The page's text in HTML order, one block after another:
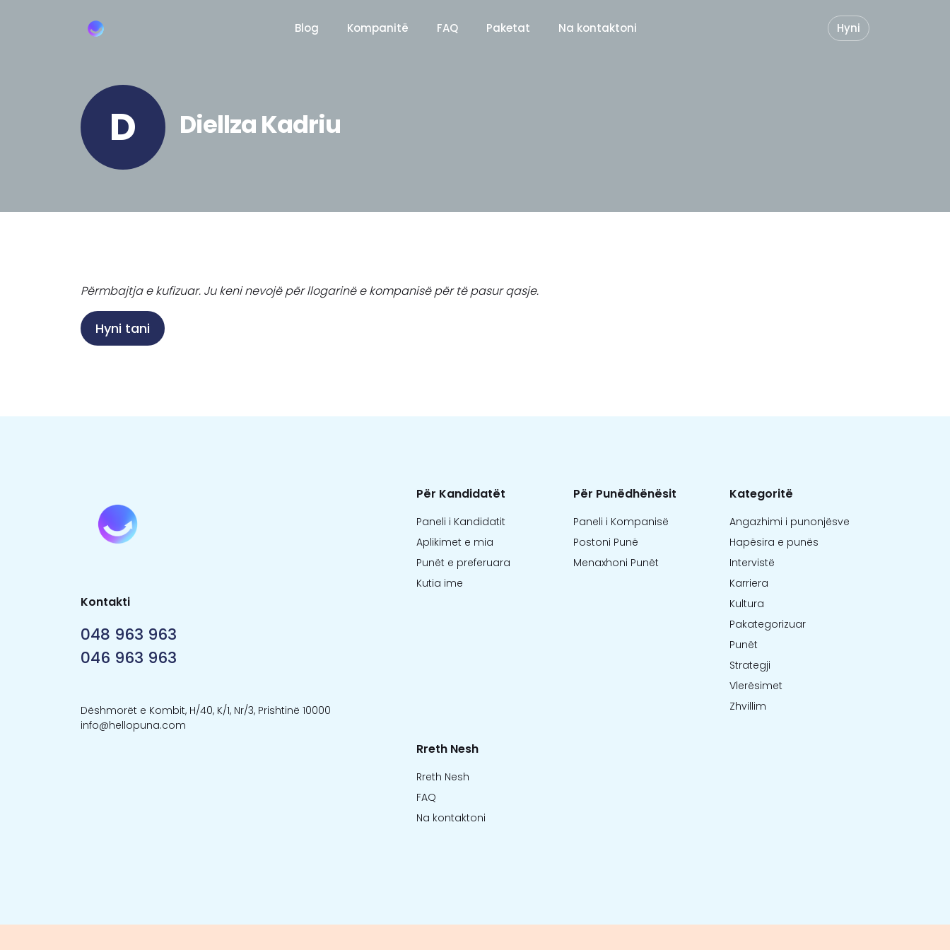
Blog Kompanitë FAQ Paketat Na kontaktoni Hyni
D Diellza Kadriu
Përmbajtja e kufizuar. Ju keni nevojë për llogarinë e kompanisë për të pasur qasje.
Hyni tani
Kontakti
048 963 963
046 963 963
Dëshmorët e Kombit, H/40, K/1, Nr/3, Prishtinë 10000
info@hellopuna.com
Për Kandidatët
Paneli i Kandidatit
Aplikimet e mia
Punët e preferuara
Kutia ime
Për Punëdhënësit
Paneli i Kompanisë
Postoni Punë
Menaxhoni Punët
Kategoritë
Angazhimi i punonjësve
Hapësira e punës
Intervistë
Karriera
Kultura
Pakategorizuar
Punët
Strategji
Vlerësimet
Zhvillim
Rreth Nesh
Rreth Nesh
FAQ
Na kontaktoni